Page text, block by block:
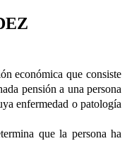
económica que consiste
pensión a una persona
enfermedad o patología
que la persona ha